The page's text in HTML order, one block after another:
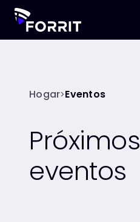
Hogar>Eventos
Próximos
eventos